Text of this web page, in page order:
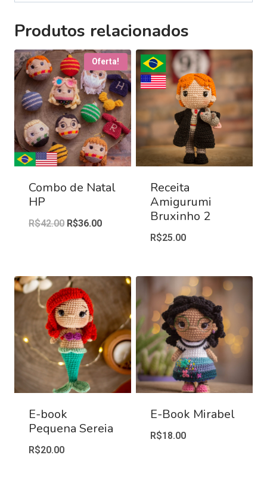
Produtos relacionados
Oferta!
Combo de Natal
HP
R$42.00 R$36.00
Receita
Amigurumi
Bruxinho 2
R$25.00
E-book
Pequena Sereia
R$20.00
E-Book Mirabel
R$18.00